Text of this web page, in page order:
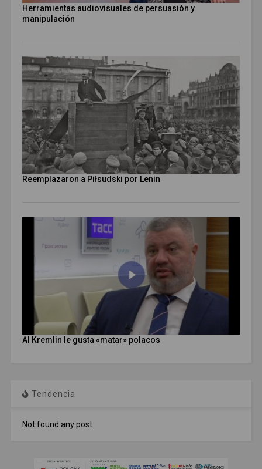
Herramientas audiovisuales de persuasión y
manipulación
Reemplazaron a Piłsudski por Lenin
Al Kremlin le gusta «matar» polacos
Tendencia
Not found any post